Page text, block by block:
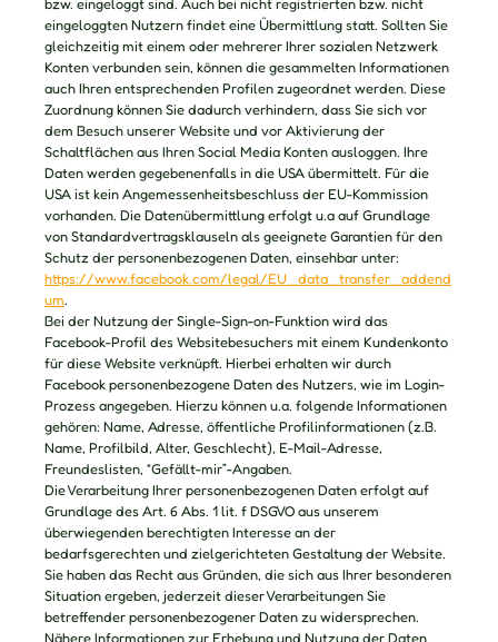
bzw. eingeloggt sind. Auch bei nicht registrierten bzw. nicht
eingeloggten Nutzern findet eine Übermittlung statt. Sollten Sie
gleichzeitig mit einem oder mehrerer Ihrer sozialen Netzwerk
Konten verbunden sein, können die gesammelten Informationen
auch Ihren entsprechenden Profilen zugeordnet werden. Diese
Zuordnung können Sie dadurch verhindern, dass Sie sich vor
dem Besuch unserer Website und vor Aktivierung der
Schaltflächen aus Ihren Social Media Konten ausloggen. Ihre
Daten werden gegebenenfalls in die USA übermittelt. Für die
USA ist kein Angemessenheitsbeschluss der EU-Kommission
vorhanden. Die Datenübermittlung erfolgt u.a auf Grundlage
von Standardvertragsklauseln als geeignete Garantien für den
Schutz der personenbezogenen Daten, einsehbar unter:
https://www.facebook.com/legal/EU_data_transfer_addend
um.
Bei der Nutzung der Single-Sign-on-Funktion wird das
Facebook-Profil des Websitebesuchers mit einem Kundenkonto
für diese Website verknüpft. Hierbei erhalten wir durch
Facebook personenbezogene Daten des Nutzers, wie im Login-
Prozess angegeben. Hierzu können u.a. folgende Informationen
gehören: Name, Adresse, öffentliche Profilinformationen (z.B.
Name, Profilbild, Alter, Geschlecht), E-Mail-Adresse,
Freundeslisten, “Gefällt-mir”-Angaben.
Die Verarbeitung Ihrer personenbezogenen Daten erfolgt auf
Grundlage des Art. 6 Abs. 1 lit. f DSGVO aus unserem
überwiegenden berechtigten Interesse an der
bedarfsgerechten und zielgerichteten Gestaltung der Website.
Sie haben das Recht aus Gründen, die sich aus Ihrer besonderen
Situation ergeben, jederzeit dieser Verarbeitungen Sie
betreffender personenbezogener Daten zu widersprechen.
Nähere Informationen zur Erhebung und Nutzung der Daten